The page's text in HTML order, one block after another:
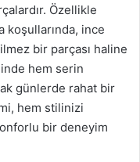
Özellikle
koşullarında, ince
bir parçası haline
hem serin
günlerde rahat bir
hem stilinizi
bir deneyim